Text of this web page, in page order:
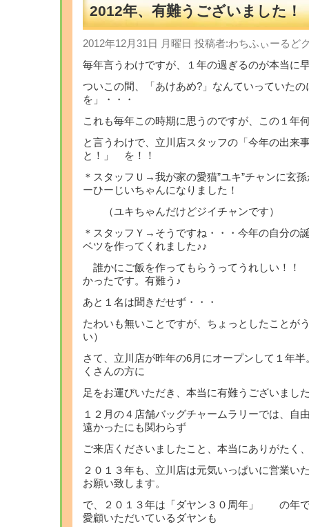
2012年、有難うございました！
2012年12月31日 月曜日 投稿者:わちふぃーるど
毎年言うわけですが、１年の過ぎるのが本当に
ついこの間、「あけあめ?」なんていっていた
を」・・・
これも毎年この時期に思うのですが、この１年
と言うわけで、立川店スタッフの「今年の出来
と！」 を！！
＊スタッフＵ→我が家の愛猫”ユキ”チャンに
ーひーじいちゃんになりました！
（ユキちゃんだけどジイチャンです）
＊スタッフＹ→そうですね・・・今年の自分の
ベツを作ってくれました♪♪
誰かにご飯を作ってもらうってうれしい！
かったです。有難う♪
あと１名は聞きだせず・・・
たわいも無いことですが、ちょっとしたことが
い）
さて、立川店が昨年の6月にオープンして１年
くさんの方に
足をお運びいただき、本当に有難うございま
１２月の４店舗バッグチャームラリーでは、自
遠かったにも関わらず
ご来店くださいましたこと、本当にありがた
２０１３年も、立川店は元気いっぱいに営業い
お願い致します。
で、２０１３年は「ダヤン３０周年」 の年
愛顧いただいているダヤンも